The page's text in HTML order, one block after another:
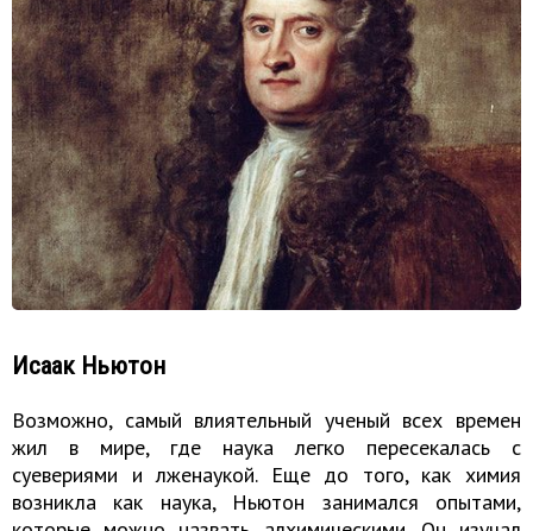
Исаак Ньютон
Возможно, самый влиятельный ученый всех времен
жил в мире, где наука легко пересекалась с
суевериями и лженаукой. Еще до того, как химия
возникла как наука, Ньютон занимался опытами,